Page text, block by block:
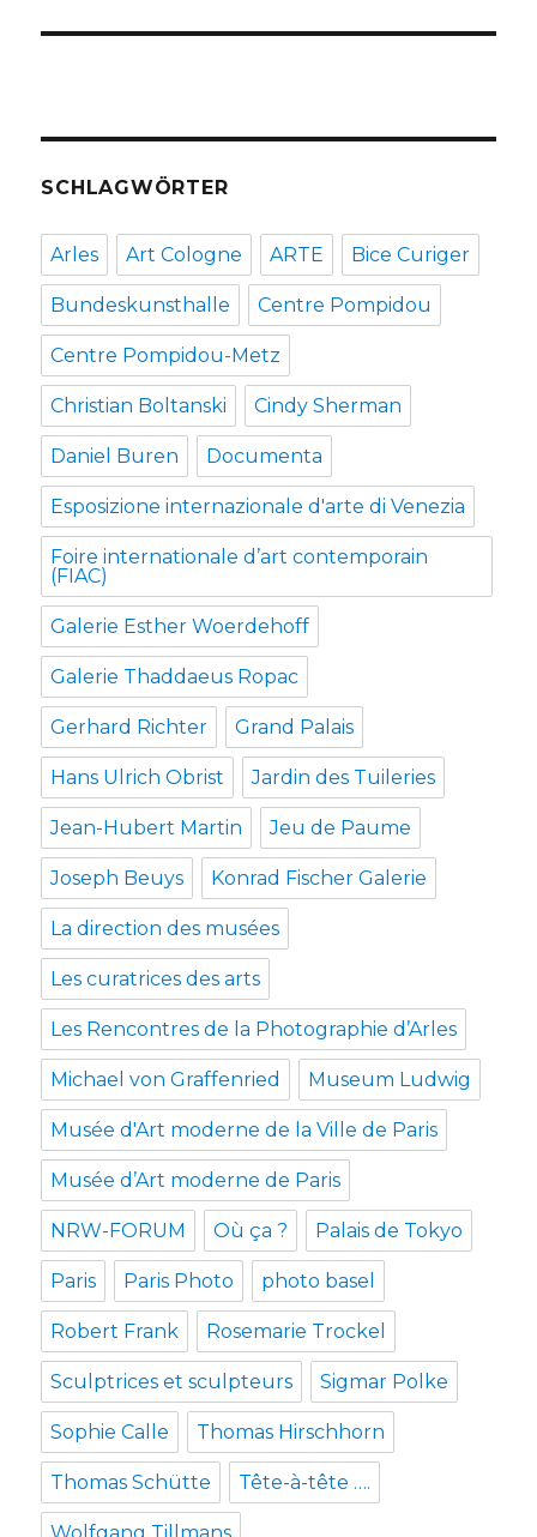
SCHLAGWÖRTER
Arles Art Cologne ARTE Bice Curiger
Bundeskunsthalle Centre Pompidou
Centre Pompidou-Metz
Christian Boltanski Cindy Sherman
Daniel Buren Documenta
Esposizione internazionale d'arte di Venezia
Foire internationale d’art contemporain
(FIAC)
Galerie Esther Woerdehoff
Galerie Thaddaeus Ropac
Gerhard Richter Grand Palais
Hans Ulrich Obrist Jardin des Tuileries
Jean-Hubert Martin Jeu de Paume
Joseph Beuys Konrad Fischer Galerie
La direction des musées
Les curatrices des arts
Les Rencontres de la Photographie d’Arles
Michael von Graffenried Museum Ludwig
Musée d'Art moderne de la Ville de Paris
Musée d’Art moderne de Paris
NRW-FORUM Où ça ? Palais de Tokyo
Paris Paris Photo photo basel
Robert Frank Rosemarie Trockel
Sculptrices et sculpteurs Sigmar Polke
Sophie Calle Thomas Hirschhorn
Thomas Schütte Tête-à-tête ….